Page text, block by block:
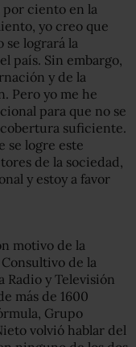
por ciento en la
yo creo que
se logrará la
país. Sin embargo,
y de la
Pero yo me he
para que no se
suficiente.
se logre este
de la sociedad,
y estoy a favor
motivo de la
de la
Radio y Televisión
más de 1600
Grupo
volvió hablar del